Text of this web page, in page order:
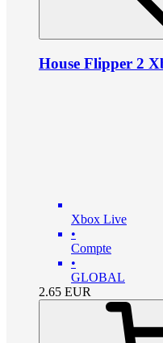
House Flipper 2
Xbox Live
•
Compte
•
GLOBAL
2.65 EUR